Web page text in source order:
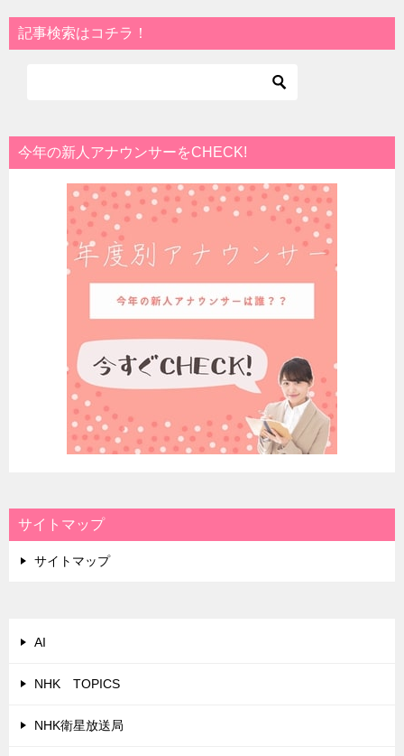
記事検索はコチラ！
今年の新人アナウンサーをCHECK!
サイトマップ
サイトマップ
AI
NHK TOPICS
NHK衛星放送局